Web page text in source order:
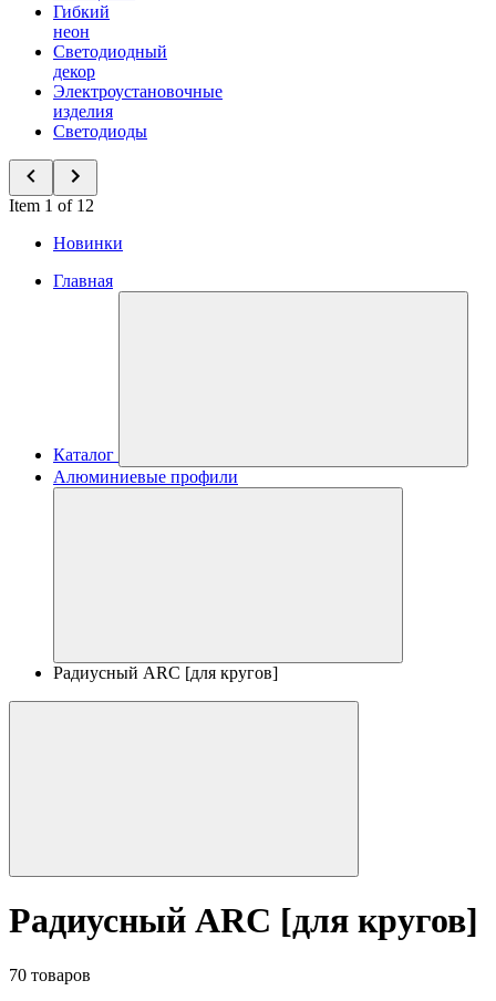
Гибкий
неон
Светодиодный
декор
Электроустановочные
изделия
Светодиоды
Item 1 of 12
Новинки
Главная
Каталог
Алюминиевые профили
Радиусный ARC [для кругов]
Радиусный ARC [для кругов]
70 товаров